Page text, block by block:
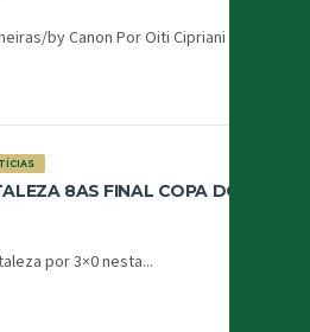
by Canon Por Oiti Cipriani
8AS FINAL COPA DO
por 3×0 nesta...